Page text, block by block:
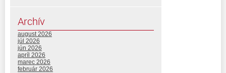
Archív
august 2026
júl 2026
jún 2026
apríl 2026
marec 2026
február 2026